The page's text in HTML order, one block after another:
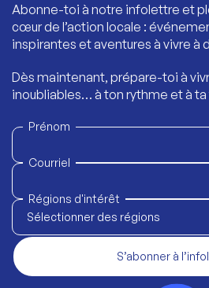
Abonne-toi à notre infolettre et
cœur de l’action locale :
inspirantes et aventures à vivre à
Dès maintenant, prépare-toi à
inoubliables… à ton rythme et à
Prénom
Courriel
Régions d'intérêt
Sélectionner des régions
S’abonner à